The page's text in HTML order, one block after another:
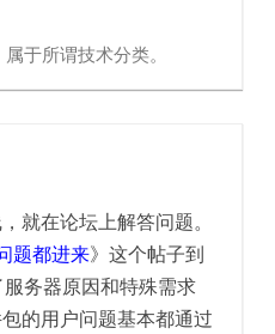
属于所谓技术分类。
在论坛上解答问题。
题都进来》这个帖子到
务器原因和特殊需求
的用户问题基本都通过